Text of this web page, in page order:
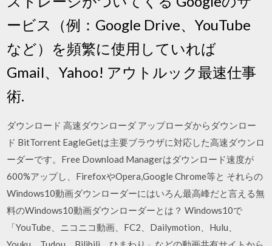
ービス（例：Google Drive、YouTube
など）を頻繁に使用していれば
Gmail、Yahoo! アウトルック最速仕事
術.
ダウンロード 高速ダウンローダ アップローダからダウンロー
ド BitTorrent EagleGetは主要ブラウザに対応した高速ダウンロ
ーダーです。Free Download Managerはダウンロード速度が
600%アップし、FirefoxやOpera,Google Chrome等と それらの
Windows10動画ダウンローダーにはいろん最高峰だと言える無
料のWindows10動画ダウンローダーとは？ Windows10で
「YouTube、ニコニコ動画、FC2、Dailymotion、Hulu、